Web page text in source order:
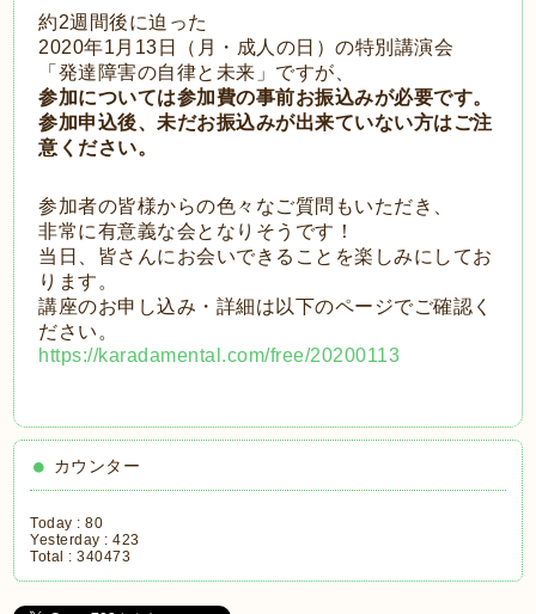
約2週間後に迫った
2020年1月13日（月・成人の日）の特別講演会
「発達障害の自律と未来」ですが、
参加については参加費の事前お振込みが必要です。
参加申込後、未だお振込みが出来ていない方はご注
意ください。
参加者の皆様からの色々なご質問もいただき、
非常に有意義な会となりそうです！
当日、皆さんにお会いできることを楽しみにしてお
ります。
講座のお申し込み・詳細は以下のページでご確認く
ださい。
https://karadamental.com/free/20200113
カウンター
Today :80
Yesterday :423
Total :340473